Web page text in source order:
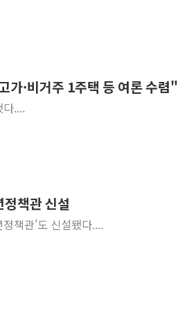
·비거주 1주택 등 여론 수렴"
....
책관 신설
책관'도 신설됐다....